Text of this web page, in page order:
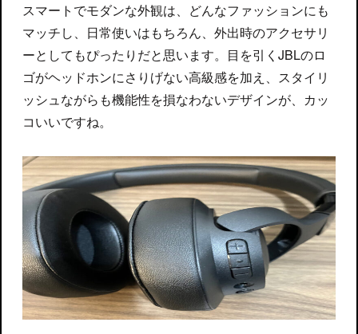
スマートでモダンな外観は、どんなファッションにも
マッチし、日常使いはもちろん、外出時のアクセサリ
ーとしてもぴったりだと思います。目を引くJBLのロ
ゴがヘッドホンにさりげない高級感を加え、スタイリ
ッシュながらも機能性を損なわないデザインが、カッ
コいいですね。